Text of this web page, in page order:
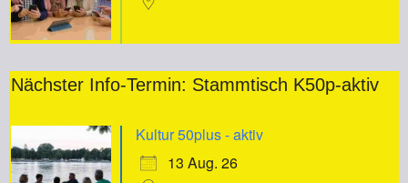
Nächster Info-Termin: Stammtisch K50p-aktiv
Kultur 50plus - aktiv
13 Aug. 26